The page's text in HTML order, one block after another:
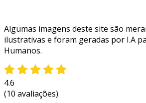
Algumas imagens deste site são
ilustrativas e foram geradas por I.A
Humanos.
4.6
(10 avaliações)